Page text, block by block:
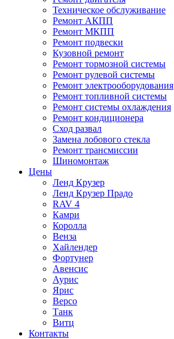
Техническое обслуживание
Ремонт АКПП
Ремонт МКПП
Ремонт подвески
Кузовной ремонт
Ремонт тормозной системы
Ремонт рулевой системы
Ремонт электрооборудования
Ремонт топливной системы
Ремонт системы охлаждения
Ремонт кондиционера
Сход развал
Замена лобового стекла
Ремонт трансмиссии
Шиномонтаж
Цены
Ленд Крузер
Ленд Крузер Прадо
RAV 4
Камри
Королла
Венза
Хайлендер
Фортунер
Авенсис
Аурис
Ярис
Версо
Танк
Витц
Контакты